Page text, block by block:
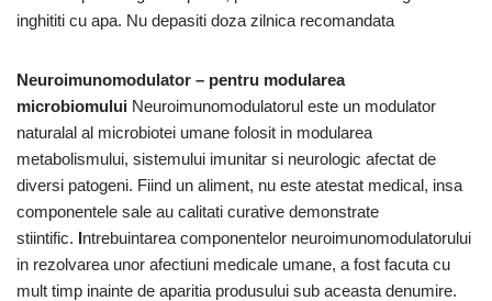
inghititi cu apa. Nu depasiti doza zilnica recomandata
Neuroimunomodulator – pentru modularea
microbiomului Neuroimunomodulatorul este un modulator
naturalal al microbiotei umane folosit in modularea
metabolismului, sistemului imunitar si neurologic afectat de
diversi patogeni. Fiind un aliment, nu este atestat medical, insa
componentele sale au calitati curative demonstrate
stiintific. Intrebuintarea componentelor neuroimunomodulatorului
in rezolvarea unor afectiuni medicale umane, a fost facuta cu
mult timp inainte de aparitia produsului sub aceasta denumire.